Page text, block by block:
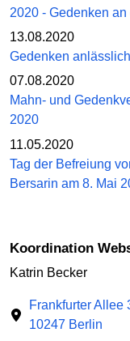
2020 - Gedenken
13.08.2020
Gedenken
07.08.2020
Mahn- und
2020
11.05.2020
Tag der Befreiung
Bersarin am 8. Mai
Koordination
Katrin Becker
Frankfurter Allee
10247 Berlin